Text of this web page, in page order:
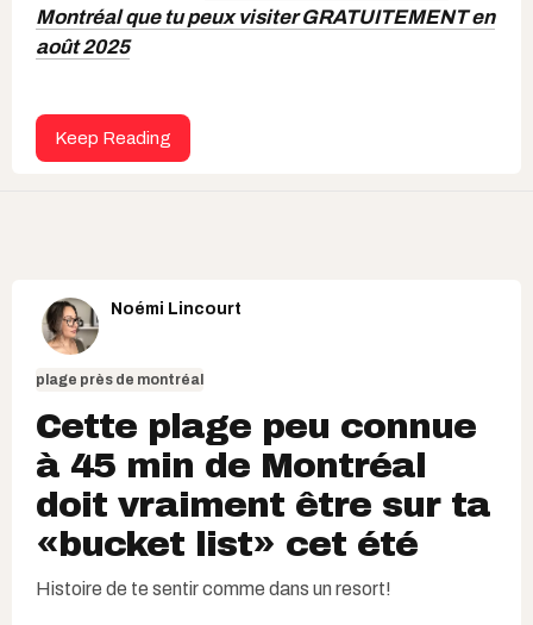
Montréal que tu peux visiter GRATUITEMENT en
août 2025
Keep Reading
Noémi Lincourt
plage près de montréal
Cette plage peu connue
à 45 min de Montréal
doit vraiment être sur ta
«bucket list» cet été
Histoire de te sentir comme dans un resort!